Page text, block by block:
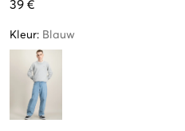
39 €
Kleur: Blauw